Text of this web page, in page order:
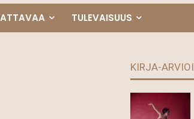
TULEVAISUUS
KIRJA-